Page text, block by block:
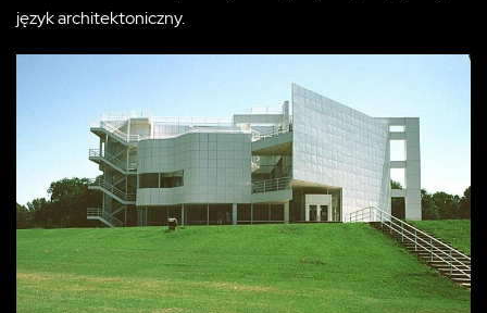
język architektoniczny.